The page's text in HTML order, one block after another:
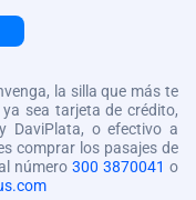
la silla que más te
sea tarjeta de crédito,
DaviPlata, o efectivo a
comprar los pasajes de
número 300 3870041 o